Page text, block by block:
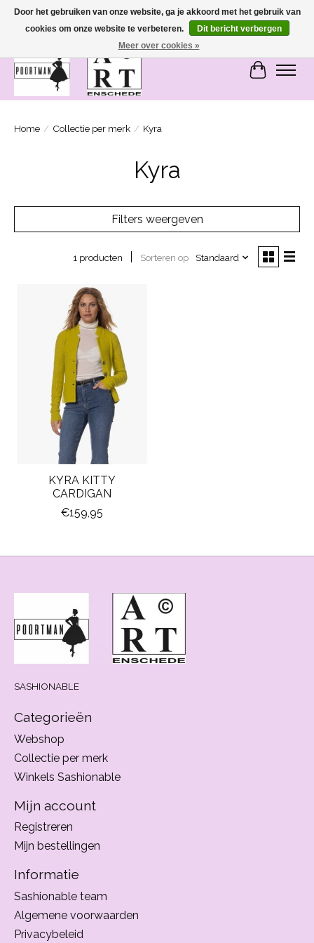
SASHIONABLE - damesmode in Bemmel en Enschede
Home / Collectie per merk / Kyra
Kyra
Filters weergeven
1 producten Sorteren op Standaard
KYRA KITTY
CARDIGAN
€159,95
SASHIONABLE
Categorieën
Webshop
Collectie per merk
Winkels Sashionable
Mijn account
Registreren
Mijn bestellingen
Informatie
Sashionable team
Algemene voorwaarden
Privacybeleid
Door het gebruiken van onze website, ga je akkoord met het gebruik van
cookies om onze website te verbeteren.
Dit bericht verbergen
Meer over cookies »